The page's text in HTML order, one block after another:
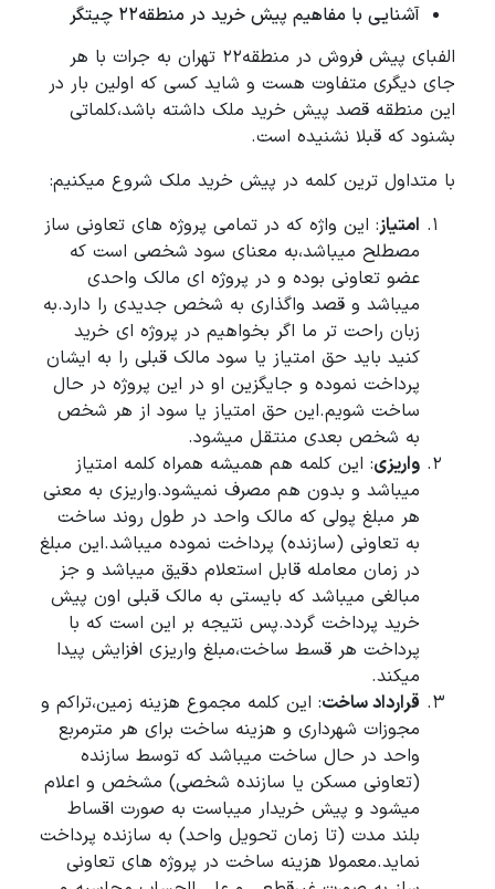
آشنایی با مفاهیم پیش خرید در منطقه22 چیتگر
الفبای پیش فروش در منطقه22 تهران به جرات با هر
جای دیگری متفاوت هست و شاید کسی که اولین بار در
این منطقه قصد پیش خرید ملک داشته باشد،کلماتی
بشنود که قبلا نشنیده است.
با متداول ترین کلمه در پیش خرید ملک شروع میکنیم:
امتیاز: این واژه که در تمامی پروژه های تعاونی ساز
مصطلح میباشد،به معنای سود شخصی است که
عضو تعاونی بوده و در پروژه ای مالک واحدی
میباشد و قصد واگذاری به شخص جدیدی را دارد.به
زبان راحت تر ما اگر بخواهیم در پروژه ای خرید
کنید باید حق امتیاز یا سود مالک قبلی را به ایشان
پرداخت نموده و جایگزین او در این پروژه در حال
ساخت شویم.این حق امتیاز یا سود از هر شخص
به شخص بعدی منتقل میشود.
واریزی: این کلمه هم همیشه همراه کلمه امتیاز
میباشد و بدون هم مصرف نمیشود.واریزی به معنی
هر مبلغ پولی که مالک واحد در طول روند ساخت
به تعاونی (سازنده) پرداخت نموده میباشد.این مبلغ
در زمان معامله قابل استعلام دقیق میباشد و جز
مبالغی میباشد که بایستی به مالک قبلی اون پیش
خرید پرداخت گردد.پس نتیجه بر این است که با
پرداخت هر قسط ساخت،مبلغ واریزی افزایش پیدا
میکند.
قرارداد ساخت: این کلمه مجموع هزینه زمین،تراکم و
مجوزات شهرداری و هزینه ساخت برای هر مترمربع
واحد در حال ساخت میباشد که توسط سازنده
(تعاونی مسکن یا سازنده شخصی) مشخص و اعلام
میشود و پیش خریدار میباست به صورت اقساط
بلند مدت (تا زمان تحویل واحد) به سازنده پرداخت
نماید.معمولا هزینه ساخت در پروژه های تعاونی